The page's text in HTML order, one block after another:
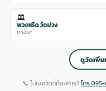
🏛️
พวงหรีด วัดม่วง
บางแค
ดูวัดเพิ่ม
📞 ไม่เจอวัดที่ต้องการ?โทร